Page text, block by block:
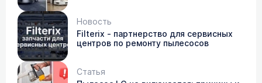
Новость
Filterix - партнерство для сервисных
центров по ремонту пылесосов
Статья